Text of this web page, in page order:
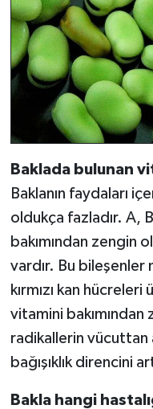
Baklada bulunan
Baklanın faydaları
oldukça fazladır. A,
bakımından zengin
vardır. Bu
kırmızı kan
vitamini
radikallerin vücuttan
bağışıklık direncini
Bakla hangi